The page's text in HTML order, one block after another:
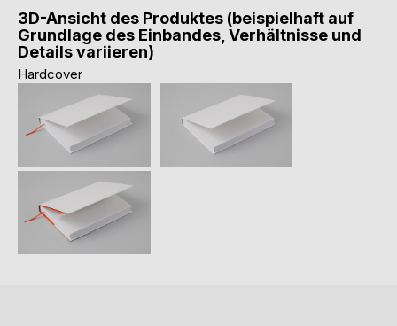
3D-Ansicht des Produktes (beispielhaft auf
Grundlage des Einbandes, Verhältnisse und
Details variieren)
Hardcover